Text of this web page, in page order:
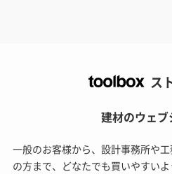
ス
建材のウェ
一般のお客様から、設計事務所や
の方まで、どなたでも買いやすい